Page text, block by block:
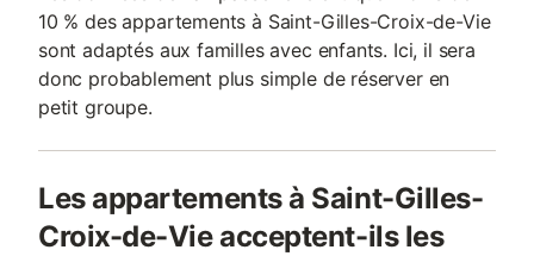
10 % des appartements à Saint-Gilles-Croix-de-Vie
sont adaptés aux familles avec enfants. Ici, il sera
donc probablement plus simple de réserver en
petit groupe.
Les appartements à Saint-Gilles-
Croix-de-Vie acceptent-ils les